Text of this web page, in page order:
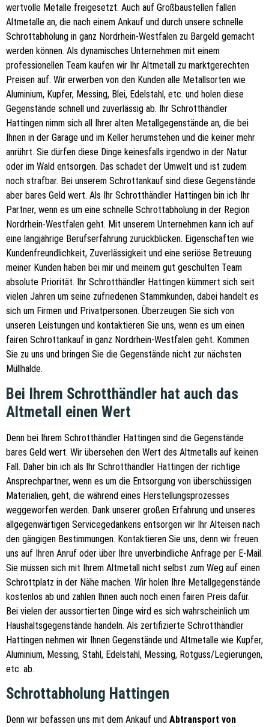
wertvolle Metalle freigesetzt. Auch auf Großbaustellen fallen
Altmetalle an, die nach einem Ankauf und durch unsere schnelle
Schrottabholung in ganz Nordrhein-Westfalen zu Bargeld gemacht
werden können. Als dynamisches Unternehmen mit einem
professionellen Team kaufen wir Ihr Altmetall zu marktgerechten
Preisen auf. Wir erwerben von den Kunden alle Metallsorten wie
Aluminium, Kupfer, Messing, Blei, Edelstahl, etc. und holen diese
Gegenstände schnell und zuverlässig ab. Ihr Schrotthändler
Hattingen nimm sich all Ihrer alten Metallgegenstände an, die bei
Ihnen in der Garage und im Keller herumstehen und die keiner mehr
anrührt. Sie dürfen diese Dinge keinesfalls irgendwo in der Natur
oder im Wald entsorgen. Das schadet der Umwelt und ist zudem
noch strafbar. Bei unserem Schrottankauf sind diese Gegenstände
aber bares Geld wert. Als Ihr Schrotthändler Hattingen bin ich Ihr
Partner, wenn es um eine schnelle Schrottabholung in der Region
Nordrhein-Westfalen geht. Mit unserem Unternehmen kann ich auf
eine langjährige Berufserfahrung zurückblicken. Eigenschaften wie
Kundenfreundlichkeit, Zuverlässigkeit und eine seriöse Betreuung
meiner Kunden haben bei mir und meinem gut geschulten Team
absolute Priorität. Ihr Schrotthändler Hattingen kümmert sich seit
vielen Jahren um seine zufriedenen Stammkunden, dabei handelt es
sich um Firmen und Privatpersonen. Überzeugen Sie sich von
unseren Leistungen und kontaktieren Sie uns, wenn es um einen
fairen Schrottankauf in ganz Nordrhein-Westfalen geht. Kommen
Sie zu uns und bringen Sie die Gegenstände nicht zur nächsten
Müllhalde.
Bei Ihrem Schrotthändler hat auch das
Altmetall einen Wert
Denn bei Ihrem Schrotthändler Hattingen sind die Gegenstände
bares Geld wert. Wir übersehen den Wert des Altmetalls auf keinen
Fall. Daher bin ich als Ihr Schrotthändler Hattingen der richtige
Ansprechpartner, wenn es um die Entsorgung von überschüssigen
Materialien, geht, die während eines Herstellungsprozesses
weggeworfen werden. Dank unserer großen Erfahrung und unseres
allgegenwärtigen Servicegedankens entsorgen wir Ihr Alteisen nach
den gängigen Bestimmungen. Kontaktieren Sie uns, denn wir freuen
uns auf Ihren Anruf oder über Ihre unverbindliche Anfrage per E-Mail.
Sie müssen sich mit Ihrem Altmetall nicht selbst zum Weg auf einen
Schrottplatz in der Nähe machen. Wir holen Ihre Metallgegenstände
kostenlos ab und zahlen Ihnen auch noch einen fairen Preis dafür.
Bei vielen der aussortierten Dinge wird es sich wahrscheinlich um
Haushaltsgegenstände handeln. Als zertifizierte Schrotthändler
Hattingen nehmen wir Ihnen Gegenstände und Altmetalle wie Kupfer,
Aluminium, Messing, Stahl, Edelstahl, Messing, Rotguss/Legierungen,
etc. ab.
Schrottabholung Hattingen
Denn wir befassen uns mit dem Ankauf und Abtransport von